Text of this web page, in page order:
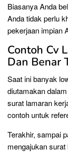
Biasanya Anda
Anda tidak perlu
pekerjaan impian
Contoh Cv
Dan Benar
Saat ini banyak
diutamakan
surat lamaran
contoh untuk
Terakhir, sampai
mengajukan